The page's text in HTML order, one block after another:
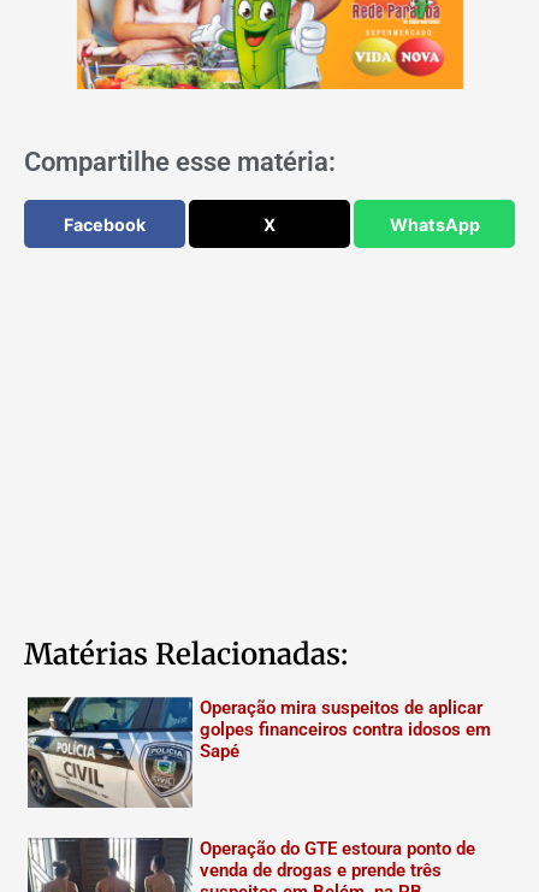
Compartilhe esse matéria:
Facebook X WhatsApp
Matérias Relacionadas:
Operação mira suspeitos de aplicar
golpes financeiros contra idosos em
Sapé
Operação do GTE estoura ponto de
venda de drogas e prende três